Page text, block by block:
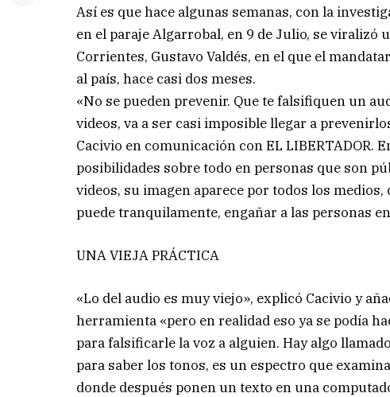
Así es que hace algunas semanas, con la
en el paraje Algarrobal, en 9 de Julio, se viralizó
Corrientes, Gustavo Valdés, en el que el
al país, hace casi dos meses.
«No se pueden prevenir. Que te falsifiquen un
videos, va a ser casi imposible llegar a
Cacivio en comunicación con EL LIBERTADOR.
posibilidades sobre todo en personas que son
videos, su imagen aparece por todos los
puede tranquilamente, engañar a las personas
UNA VIEJA PRÁCTICA
«Lo del audio es muy viejo», explicó Cacivio y
herramienta «pero en realidad eso ya se podía
para falsificarle la voz a alguien. Hay algo
para saber los tonos, es un espectro que
donde después ponen un texto en una